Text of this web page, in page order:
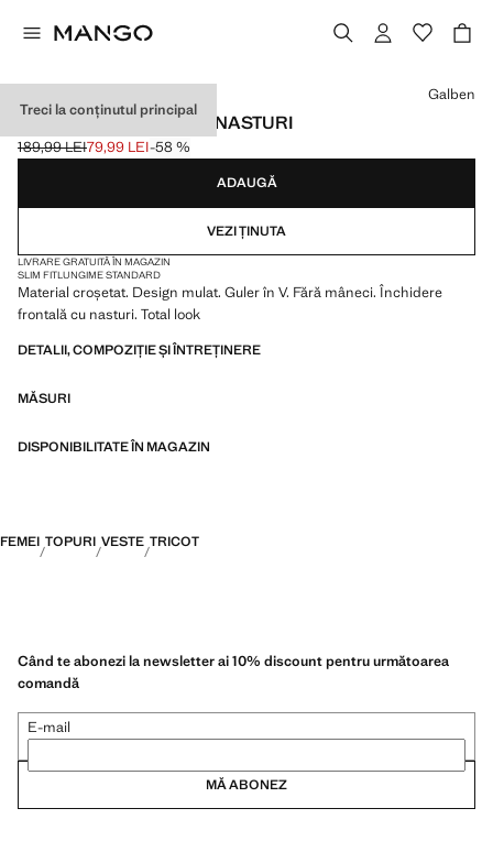
Treci la conținutul principal
VESTĂ CROȘETATĂ CU NASTURI
Preț inițial tăiat [189,99 LEI ]
189,99 LEI
Preț actual [79,99 LEI ]
79,99 LEI-58 %
Selectează o culoare
Galben
ADAUGĂ
VEZI ȚINUTA
LIVRARE GRATUITĂ ÎN MAGAZIN
SLIM FITLUNGIME STANDARD
Material croșetat. Design mulat. Guler în V. Fără mâneci. Închidere
frontală cu nasturi. Total look
DETALII, COMPOZIȚIE ȘI ÎNTREȚINERE
MĂSURI
DISPONIBILITATE ÎN MAGAZIN
FEMEI TOPURI VESTE TRICOT
Când te abonezi la newsletter ai 10% discount pentru următoarea
comandă
E-mail
MĂ ABONEZ